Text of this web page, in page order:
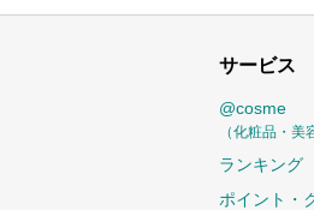
サービス
@cosme
（化粧品・美
ランキング
ポイント・